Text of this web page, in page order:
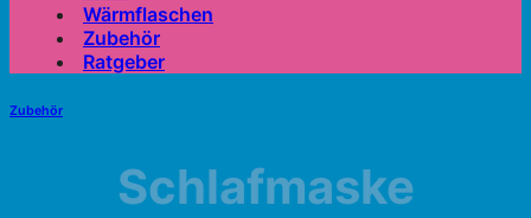
Wärmflaschen
Zubehör
Ratgeber
Zubehör
Schlafmaske